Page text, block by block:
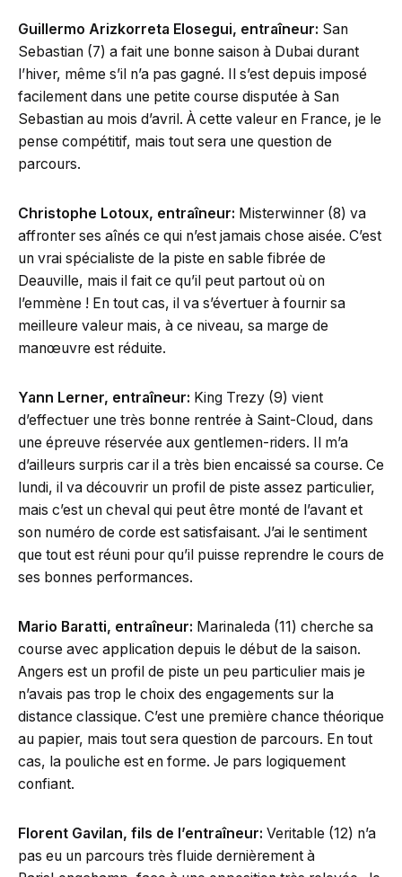
Guillermo Arizkorreta Elosegui, entraîneur: San
Sebastian (7) a fait une bonne saison à Dubai durant
l’hiver, même s’il n’a pas gagné. Il s’est depuis imposé
facilement dans une petite course disputée à San
Sebastian au mois d’avril. À cette valeur en France, je le
pense compétitif, mais tout sera une question de
parcours.
Christophe Lotoux, entraîneur: Misterwinner (8) va
affronter ses aînés ce qui n’est jamais chose aisée. C’est
un vrai spécialiste de la piste en sable fibrée de
Deauville, mais il fait ce qu’il peut partout où on
l’emmène ! En tout cas, il va s’évertuer à fournir sa
meilleure valeur mais, à ce niveau, sa marge de
manœuvre est réduite.
Yann Lerner, entraîneur: King Trezy (9) vient
d’effectuer une très bonne rentrée à Saint-Cloud, dans
une épreuve réservée aux gentlemen-riders. Il m’a
d’ailleurs surpris car il a très bien encaissé sa course. Ce
lundi, il va découvrir un profil de piste assez particulier,
mais c’est un cheval qui peut être monté de l’avant et
son numéro de corde est satisfaisant. J’ai le sentiment
que tout est réuni pour qu’il puisse reprendre le cours de
ses bonnes performances.
Mario Baratti, entraîneur: Marinaleda (11) cherche sa
course avec application depuis le début de la saison.
Angers est un profil de piste un peu particulier mais je
n’avais pas trop le choix des engagements sur la
distance classique. C’est une première chance théorique
au papier, mais tout sera question de parcours. En tout
cas, la pouliche est en forme. Je pars logiquement
confiant.
Florent Gavilan, fils de l’entraîneur: Veritable (12) n’a
pas eu un parcours très fluide dernièrement à